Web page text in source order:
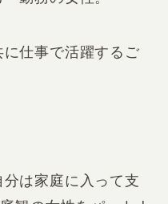
仕事で活躍するご
は家庭に入って支